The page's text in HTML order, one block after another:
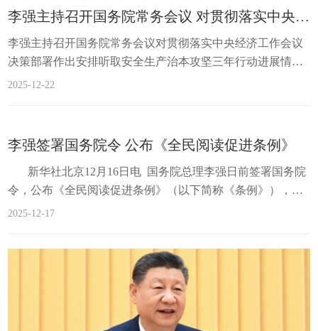
小组会议，深入研究《纲要草案》编制工作。中共中央政治
局常委、国务院副总理丁薛祥出席。12月22日，中共中央政
治局常委、国务院总理李强在北京主持召开国务院“...
李强主持召开国务院常务会议 对贯彻落实中央经济工作会议决策部署作出安排
李强主持召开国务院常务会议对贯彻落实中央经济工作会议
决策部署作出安排听取安全生产治本攻坚三年行动进展情况
汇报部署开展固体废物综合治理行动审议通过《中华人民共
召开国务院常务会议，深入学习贯彻习近平总书记在中央经
济工作会议上的重要讲话精神，对贯彻落实中央经济工作会
议决策部署作出安排。会议强调，国务院各部门要切实把思
想和行动统一到党中央对形势的科学判断和决策部署上
来，...
2025-12-22
李强签署国务院令 公布《全民阅读促进条例》
新华社北京12月16日电 国务院总理李强日前签署国务院
令，公布《全民阅读促进条例》（以下简称《条例》），自
2026年2月1日起施行。 《条例》旨在促进全民阅读，推
《条例》共6章45条，主要规定了以下内容。 一是明确总
体要求。明确全民阅读促进工作指导思想，规定构建全民覆
盖、普惠高效的全民阅读促进体系，强调提高出版质量，...
2025-12-17